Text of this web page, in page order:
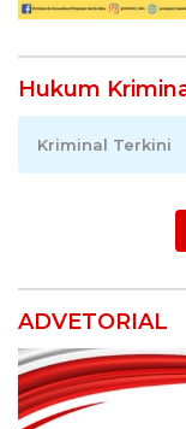
Hukum
Kriminal Terkini
ADVETORIAL